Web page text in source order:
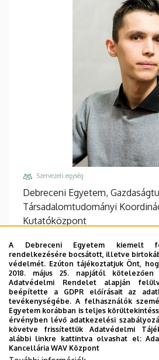
Szervezeti egység
Debreceni Egyetem,
Társadalomtudományi
Kutatóközpont
+36 52 508 444 / 88357
Email
czine.peter@econ.unideb.hu
Cím
4032 Debrecen Böszörményi út
Épület, emelet, ajtó
"D" épület GTK, 1. emelet, I/101
A Debreceni Egyetem kiemelt
rendelkezésére bocsátott, illetve
védelmét. Ezúton tájékoztatjuk Önt,
2018. május 25. napjától kötelezően
Adatvédelmi Rendelet alapján
beépítette a GDPR előírásait az
tevékenységébe. A felhasználók
Egyetem korábban is teljes
érvényben lévő adatkezelési
követve frissítettük Adatvédelmi
alábbi linkre kattintva olvashat el:
Kancellária WAV Központ